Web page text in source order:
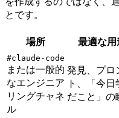
とです。
場所 最適な用
#claude-code
または一般的
なエンジニア
リングチャネ
ル
発見、プロ
ト、「今日
だこと」の